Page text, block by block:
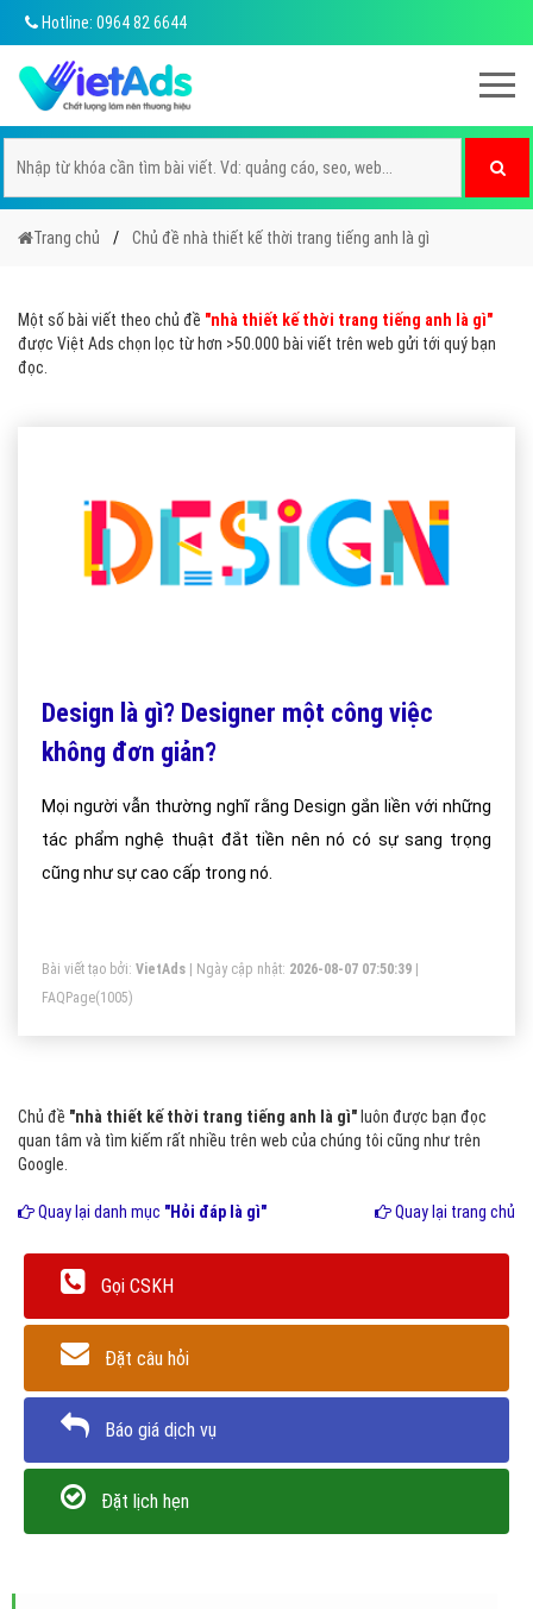
Hotline: 0964 82 6644
Trang chủ Chủ đề nhà thiết kế thời trang tiếng anh là gì
Một số bài viết theo chủ đề "nhà thiết kế thời trang tiếng anh là gì"
được Việt Ads chọn lọc từ hơn >50.000 bài viết trên web gửi tới quý bạn
đọc.
Design là gì? Designer một công việc
không đơn giản?
Mọi người vẫn thường nghĩ rằng Design gắn liền với những
tác phẩm nghệ thuật đắt tiền nên nó có sự sang trọng
cũng như sự cao cấp trong nó.
Bài viết tạo bởi: VietAds | Ngày cập nhật: 2026-08-07 07:50:39
FAQPage(1005)
Chủ đề "nhà thiết kế thời trang tiếng anh là gì" luôn được bạn đọc
quan tâm và tìm kiếm rất nhiều trên web của chúng tôi cũng như trên
Google.
Quay lại danh mục "Hỏi đáp là gì" Quay lại trang chủ
Gọi CSKH
Đặt câu hỏi
Báo giá dịch vụ
Đặt lịch hẹn